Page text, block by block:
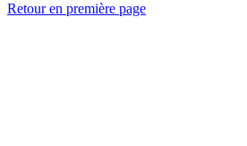
Retour en première page